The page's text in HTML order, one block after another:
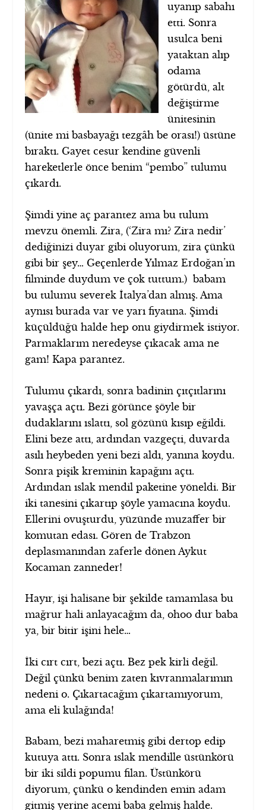
uyanıp sabahı
etti. Sonra
usulca beni
yataktan alıp
odama
götürdü, alt
değiştirme
ünitesinin
(ünite mi basbayağı tezgâh be orası!) üstüne
bıraktı. Gayet cesur kendine güvenli
hareketlerle önce benim “pembo” tulumu
çıkardı.
Şimdi yine aç parantez ama bu tulum
mevzu önemli. Zira, (‘Zira mı? Zira nedir’
dediğinizi duyar gibi oluyorum, zira çünkü
gibi bir şey… Geçenlerde Yılmaz Erdoğan’ın
filminde duydum ve çok tuttum.) babam
bu tulumu severek İtalya’dan almış. Ama
aynısı burada var ve yarı fiyatına. Şimdi
küçüldüğü halde hep onu giydirmek istiyor.
Parmaklarım neredeyse çıkacak ama ne
gam! Kapa parantez.
Tulumu çıkardı, sonra badinin çıtçıtlarını
yavaşça açtı. Bezi görünce şöyle bir
dudaklarını ıslattı, sol gözünü kısıp eğildi.
Elini beze attı, ardından vazgeçti, duvarda
asılı heybeden yeni bezi aldı, yanına koydu.
Sonra pişik kreminin kapağını açtı.
Ardından ıslak mendil paketine yöneldi. Bir
iki tanesini çıkartıp şöyle yamacına koydu.
Ellerini ovuşturdu, yüzünde muzaffer bir
komutan edası. Gören de Trabzon
deplasmanından zaferle dönen Aykut
Kocaman zanneder!
Hayır, işi halisane bir şekilde tamamlasa bu
mağrur hali anlayacağım da, ohoo dur baba
ya, bir bitir işini hele…
İki cırt cırt, bezi açtı. Bez pek kirli değil.
Değil çünkü benim zaten kıvranmalarımın
nedeni o. Çıkartacağım çıkartamıyorum,
ama eli kulağında!
Babam, bezi maharetmiş gibi dertop edip
kutuya attı. Sonra ıslak mendille üstünkörü
bir iki sildi popumu filan. Üstünkörü
diyorum, çünkü o kendinden emin adam
gitmiş yerine acemi baba gelmiş halde.